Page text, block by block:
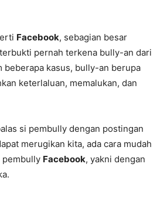
Facebook, sebagian besar
pernah terkena bully-an dari
beberapa kasus, bully-an berupa
keterlaluan, memalukan, dan
si pembully dengan postingan
merugikan kita, ada cara mudah
pembully Facebook, yakni dengan